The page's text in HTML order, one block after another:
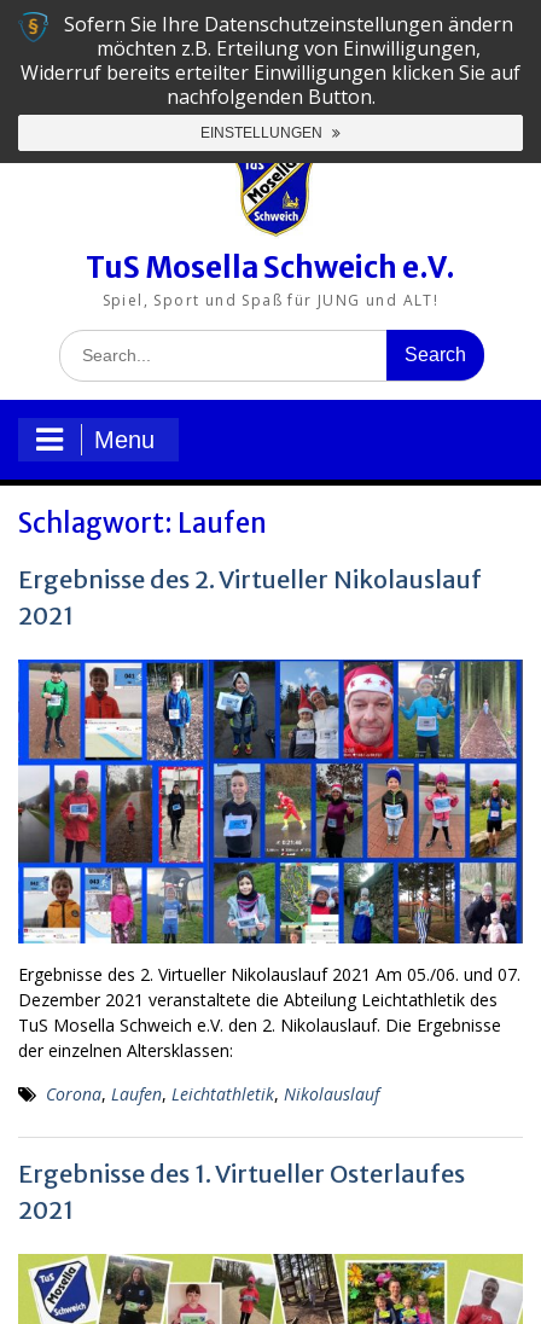
Skip
content
06502-5130 tus@mosella-schweich.de
TuS
Mosella
Schweich
Facebook
TuS
Mosella
Schweich
Instagram
TuS
Mosella
Schweich
e.V.
auf
YouTube
TuS
Mosella
Schweich
e.V.
auf
X
TuS
Mosella
Xing
TuS
Mosella
TuS Mosella Schweich e.V.
Spiel, Sport und Spaß für JUNG und ALT!
Search
for:
Menu
Schlagwort: Laufen
Ergebnisse des 2. Virtueller Nikolauslauf
2021
Ergebnisse des 2. Virtueller Nikolauslauf 2021 Am 05./06. und 07.
Dezember 2021 veranstaltete die Abteilung Leichtathletik des
TuS Mosella Schweich e.V. den 2. Nikolauslauf. Die Ergebnisse
der einzelnen Altersklassen:
Corona, Laufen, Leichtathletik, Nikolauslauf
Ergebnisse des 1. Virtueller Osterlaufes
2021
Sofern Sie Ihre Datenschutzeinstellungen ändern
möchten z.B. Erteilung von Einwilligungen,
Widerruf bereits erteilter Einwilligungen klicken Sie auf
nachfolgenden Button.
EINSTELLUNGEN